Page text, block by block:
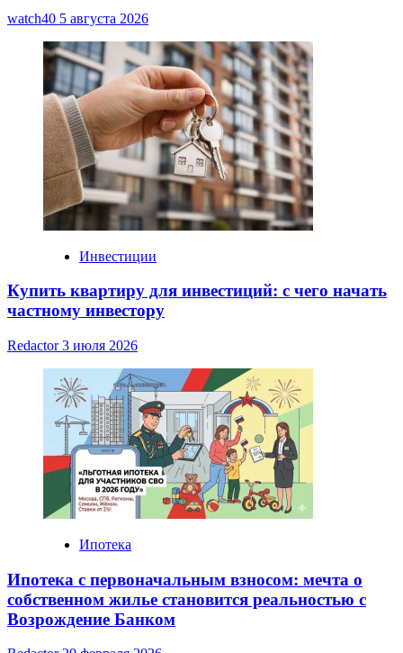
watch40 5 августа 2026
Инвестиции
Купить квартиру для инвестиций: с чего начать
частному инвестору
Redactor3 июля 2026
Ипотека
Ипотека с первоначальным взносом: мечта о
собственном жилье становится реальностью с
Возрождение Банком